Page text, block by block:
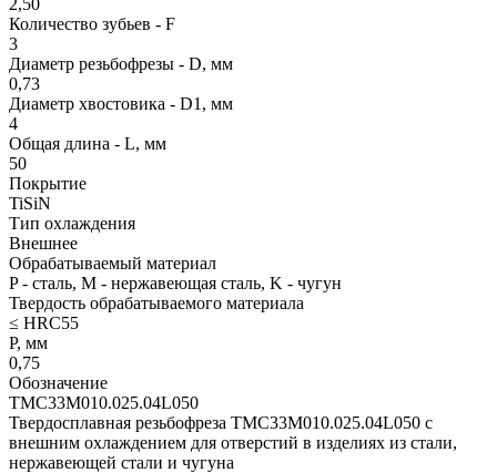
2,50
Количество зубьев - F
3
Диаметр резьбофрезы - D, мм
0,73
Диаметр хвостовика - D1, мм
4
Общая длина - L, мм
50
Покрытие
TiSiN
Тип охлаждения
Внешнее
Обрабатываемый материал
P - сталь, M - нержавеющая сталь, K - чугун
Твердость обрабатываемого материала
≤ HRC55
P, мм
0,75
Обозначение
TMC33M010.025.04L050
Твердосплавная резьбофреза TMC33M010.025.04L050 с
внешним охлаждением для отверстий в изделиях из стали,
нержавеющей стали и чугуна